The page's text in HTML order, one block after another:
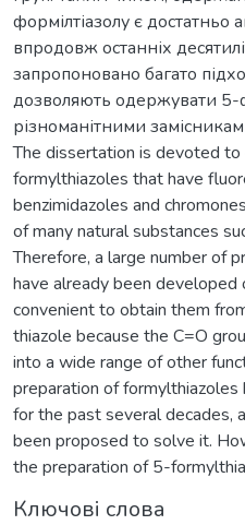
формілтіазолу є
впродовж останніх
запропоновано багато
дозволяють одержувати 5-
різноманітними
The dissertation is devoted
formylthiazoles that have
benzimidazoles and
of many natural substances
Therefore, a large number of
have already been developed
convenient to obtain them
thiazole because the C=O
into a wide range of other
preparation of formylthiazoles
for the past several decades,
been proposed to solve it.
the preparation of 5-
Ключові слова